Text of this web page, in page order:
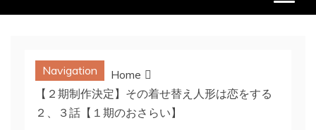
Navigation
Home
【２期制作決定】その着せ替え人形は恋をする
２、３話【１期のおさらい】